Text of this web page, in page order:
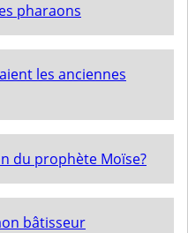
pharaons
les anciennes
du prophète Moïse?
bâtisseur